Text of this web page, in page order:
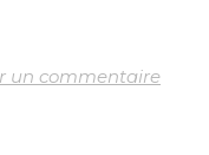
un commentaire